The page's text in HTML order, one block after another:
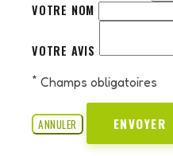
VOTRE NOM
VOTRE AVIS
* Champs obligatoires
ANNULER ENVOYER